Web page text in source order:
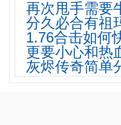
再次甩手需要
分久必合有祖
1.76合击如何
更要小心和热
灰烬传奇简单